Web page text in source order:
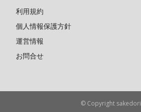
利用規約
個人情報保護方針
運営情報
お問合せ
© Copyright sakedori